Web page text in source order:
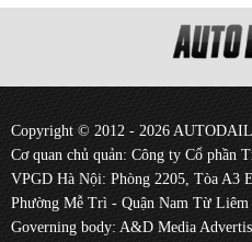
Copyright © 2012 - 2026
Cơ quan chủ quản: Công ty Cổ phần
VPGD Hà Nội: Phòng 2205, Tòa A3
Phường Mễ Trì - Quận Nam Từ
Governing body: A&D Media